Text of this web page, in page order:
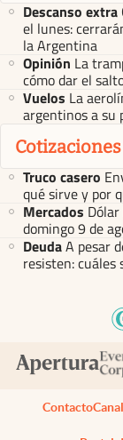
Descanso extra
el lunes:
la Argentina
Opinión La
cómo dar el
Vuelos La
argentinos a su
Cotizaciones
Truco casero
qué sirve y por
Mercados
domingo 9 de
DeudaA pesar
resisten: cuáles
Contacto